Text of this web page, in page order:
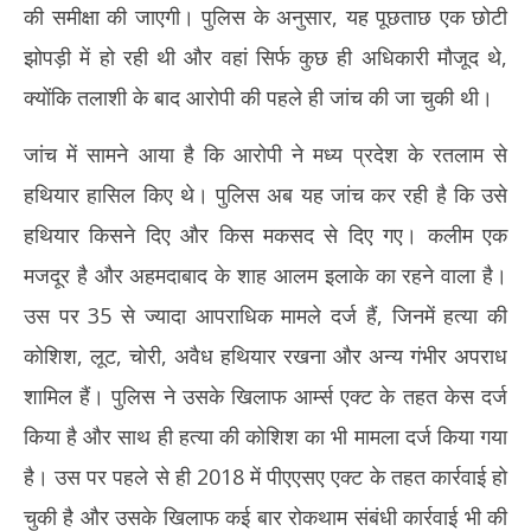
की समीक्षा की जाएगी। पुलिस के अनुसार, यह पूछताछ एक छोटी
झोपड़ी में हो रही थी और वहां सिर्फ कुछ ही अधिकारी मौजूद थे,
क्योंकि तलाशी के बाद आरोपी की पहले ही जांच की जा चुकी थी।
जांच में सामने आया है कि आरोपी ने मध्य प्रदेश के रतलाम से
हथियार हासिल किए थे। पुलिस अब यह जांच कर रही है कि उसे
हथियार किसने दिए और किस मकसद से दिए गए। कलीम एक
मजदूर है और अहमदाबाद के शाह आलम इलाके का रहने वाला है।
उस पर 35 से ज्यादा आपराधिक मामले दर्ज हैं, जिनमें हत्या की
कोशिश, लूट, चोरी, अवैध हथियार रखना और अन्य गंभीर अपराध
शामिल हैं। पुलिस ने उसके खिलाफ आर्म्स एक्ट के तहत केस दर्ज
किया है और साथ ही हत्या की कोशिश का भी मामला दर्ज किया गया
है। उस पर पहले से ही 2018 में पीएएसए एक्ट के तहत कार्रवाई हो
चुकी है और उसके खिलाफ कई बार रोकथाम संबंधी कार्रवाई भी की